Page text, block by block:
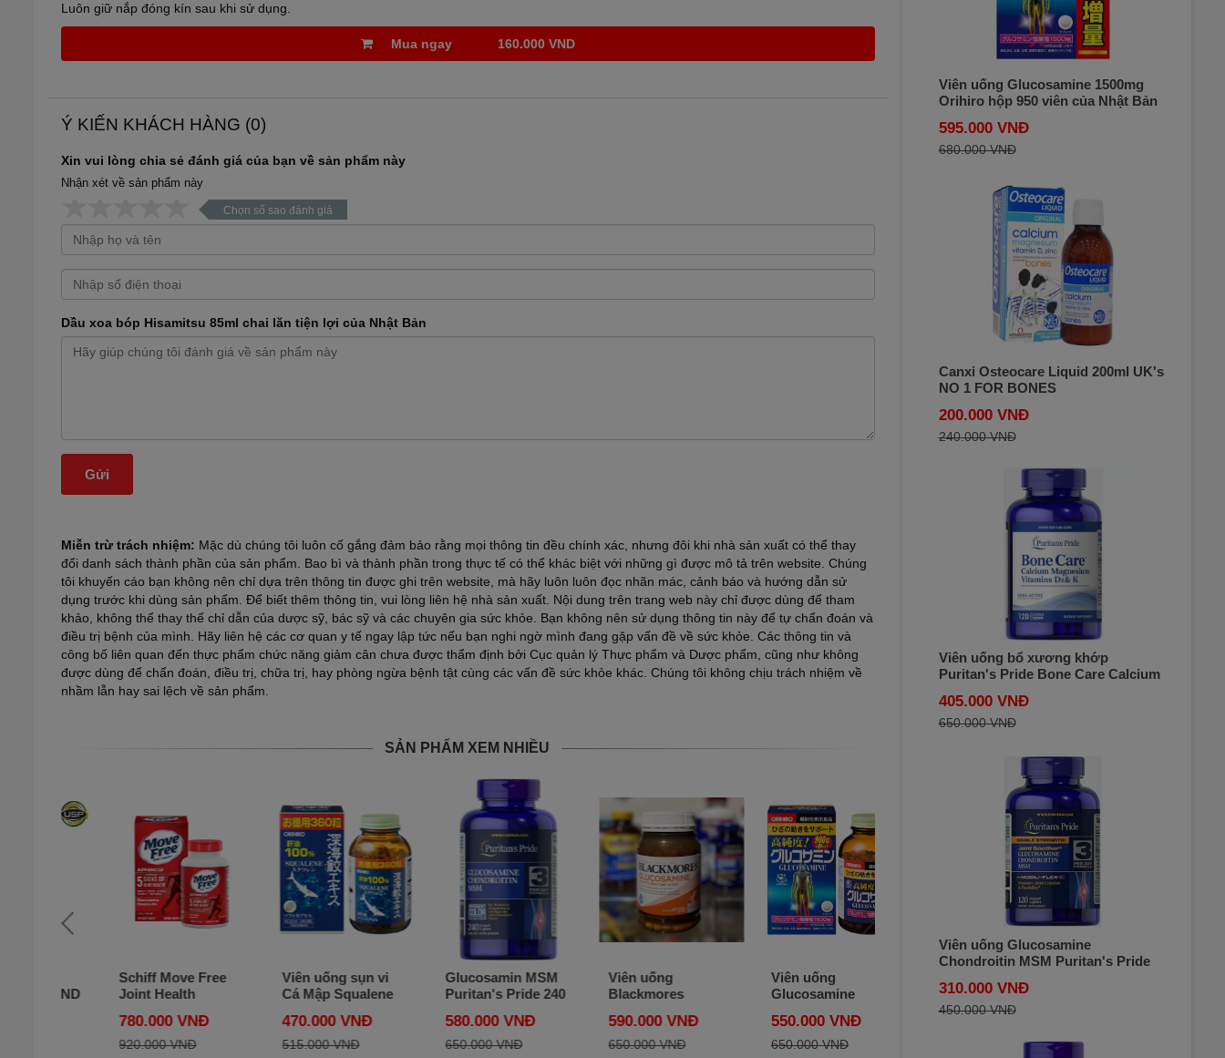
Luôn giữ nắp đóng kín sau khi sử dụng.
Mua ngay 160.000 VND
Ý KIẾN KHÁCH HÀNG (0)
Xin vui lòng chia sẻ đánh giá của bạn về sản phẩm này
Nhận xét về sản phẩm này
Chọn số sao đánh giá
Dầu xoa bóp Hisamitsu 85ml chai lăn tiện lợi của Nhật Bản
Miễn trừ trách nhiệm: Mặc dù chúng tôi luôn cố gắng đảm bảo rằng mọi thông tin đều chính xác, nhưng đôi khi nhà sản xuất có thể thay
đổi danh sách thành phần của sản phẩm. Bao bì và thành phần trong thực tế có thể khác biệt với những gì được mô tả trên website. Chúng
tôi khuyến cáo bạn không nên chỉ dựa trên thông tin được ghi trên website, mà hãy luôn luôn đọc nhãn mác, cảnh báo và hướng dẫn sử
dụng trước khi dùng sản phẩm. Để biết thêm thông tin, vui lòng liên hệ nhà sản xuất. Nội dung trên trang web này chỉ được dùng để tham
khảo, không thể thay thế chỉ dẫn của dược sỹ, bác sỹ và các chuyên gia sức khỏe. Bạn không nên sử dụng thông tin này để tự chẩn đoán và
điều trị bệnh của mình. Hãy liên hệ các cơ quan y tế ngay lập tức nếu bạn nghi ngờ mình đang gặp vấn đề về sức khỏe. Các thông tin và
công bố liên quan đến thực phẩm chức năng giảm cân chưa được thẩm định bởi Cục quản lý Thực phẩm và Dược phẩm, cũng như không
được dùng để chẩn đoán, điều trị, chữa trị, hay phòng ngừa bệnh tật cùng các vấn đề sức khỏe khác. Chúng tôi không chịu trách nhiệm về
nhầm lẫn hay sai lệch về sản phẩm.
SẢN PHẨM XEM NHIỀU
Schiff Move Free
Joint Health
viên của Mỹ
780.000 VNĐ
920.000 VNĐ
Viên uống sụn vi
Cá Mập Squalene
của Nhật Bản
470.000 VNĐ
515.000 VNĐ
Glucosamin MSM
Puritan's Pride 240
580.000 VNĐ
650.000 VNĐ
Viên uống
Blackmores
Sulfate 1500mg hộp
180 viên - Úc
590.000 VNĐ
650.000 VNĐ
Viên uống
Glucosamine
900 viên của Nhật
Bản mẫu mới
550.000 VNĐ
650.000 VNĐ
Strength hộp 200
viên - Viên uống hỗ
515.000 VNĐ
Viên uống Glucosamine 1500mg
Orihiro hộp 950 viên của Nhật Bản
595.000 VNĐ
680.000 VNĐ
Canxi Osteocare Liquid 200ml UK's
NO 1 FOR BONES
200.000 VNĐ
240.000 VNĐ
Viên uống bổ xương khớp
Puritan's Pride Bone Care Calcium
405.000 VNĐ
650.000 VNĐ
Viên uống Glucosamine
Chondroitin MSM Puritan's Pride
310.000 VNĐ
450.000 VNĐ